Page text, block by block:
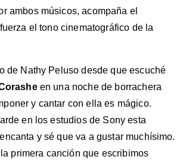
ambos músicos, acompaña el
el tono cinematográfico de la
de Nathy Peluso desde que escuché
en una noche de borrachera
y cantar con ella es mágico.
en los estudios de Sony esta
y sé que va a gustar muchísimo.
primera canción que escribimos